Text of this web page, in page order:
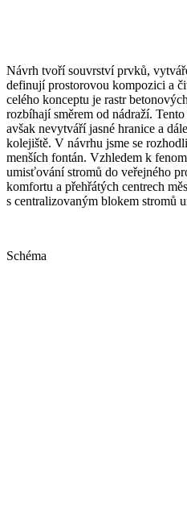
Návrh tvoří souvrství prvků,
definují prostorovou kompozici a
celého konceptu je rastr
rozbíhají směrem od nádraží.
avšak nevytváří jasné hranice a
kolejiště. V návrhu jsme se
menších fontán. Vzhledem k
umisťování stromů do veřejného
komfortu a přehřátých centrech
s centralizovaným blokem stromů
Schéma